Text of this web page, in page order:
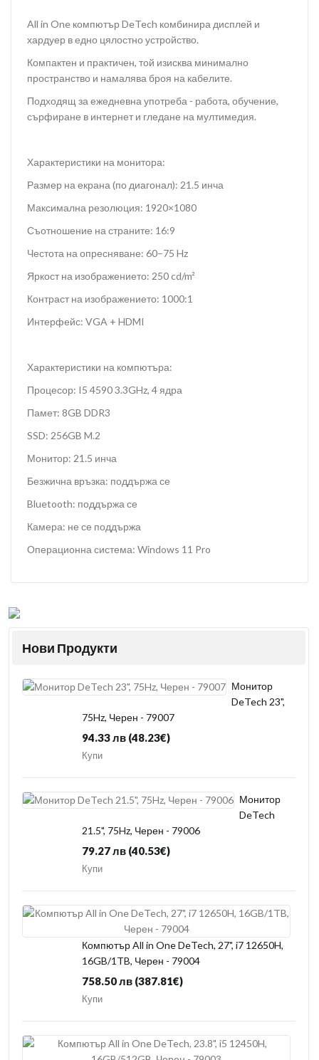
All in One компютър DeTech комбинира дисплей и
хардуер в едно цялостно устройство.
Компактен и практичен, той изисква минимално
пространство и намалява броя на кабелите.
Подходящ за ежедневна употреба - работа, обучение,
сърфиране в интернет и гледане на мултимедия.
Характеристики на монитора:
Размер на екрана (по диагонал): 21.5 инча
Максимална резолюция: 1920×1080
Съотношение на страните: 16:9
Честота на опресняване: 60–75 Hz
Яркост на изображението: 250 cd/m²
Контраст на изображението: 1000:1
Интерфейс: VGA + HDMI
Характеристики на компютъра:
Процесор: I5 4590 3.3GHz, 4 ядра
Памет: 8GB DDR3
SSD: 256GB M.2
Монитор: 21.5 инча
Безжична връзка: поддържа се
Bluetooth: поддържа се
Камера: не се поддържа
Операционна система: Windows 11 Pro
Нови Продукти
Монитор
DeTech 23",
75Hz, Черен - 79007
94.33 лв (48.23€)
Купи
Монитор
DeTech
21.5", 75Hz, Черен - 79006
79.27 лв (40.53€)
Купи
Компютър All in One DeTech, 27", i7 12650H,
16GB/1TB, Черен - 79004
758.50 лв (387.81€)
Купи